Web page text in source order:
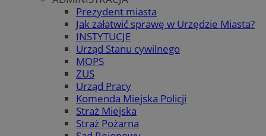
Prezydent miasta
Jak załatwić sprawę w Urzędzie Miasta?
INSTYTUCJE
Urząd Stanu cywilnego
MOPS
ZUS
Urząd Pracy
Komenda Miejska Policji
Straż Miejska
Straż Pożarna